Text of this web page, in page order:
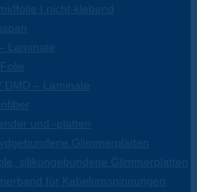
| nicht-klebend
Laminate
DMD – Laminate
und -platten
Glimmerplatten
silikongebundene Glimmerplatten
für Kabelumspinnungen